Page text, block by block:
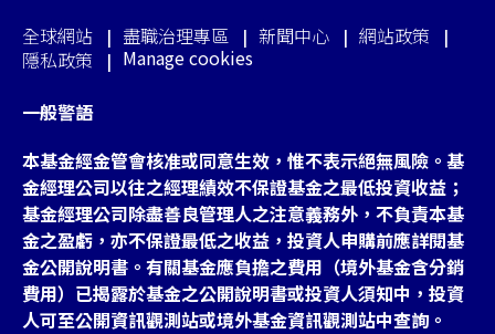
全球網站 盡職治理專區 新聞中心
網站政策
隱私政策
Manage cookies
一般警語
本基金經金管會核准或同意生效，惟不表示絕無風險。基
金經理公司以往之經理績效不保證基金之最低投資收益；
基金經理公司除盡善良管理人之注意義務外，不負責本基
金之盈虧，亦不保證最低之收益，投資人申購前應詳閱基
金公開說明書。有關基金應負擔之費用（境外基金含分銷
費用）已揭露於基金之公開說明書或投資人須知中，投資
人可至公開資訊觀測站或境外基金資訊觀測站中查詢。